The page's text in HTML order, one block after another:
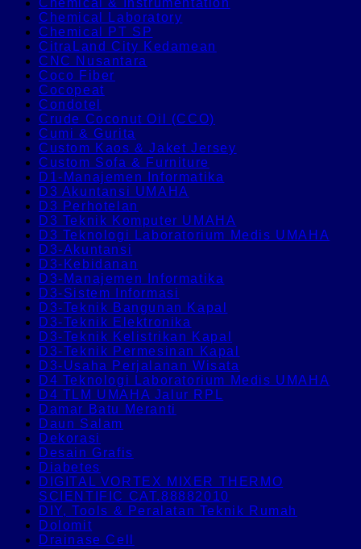
Chemical Laboratory
Chemical PT SP
CitraLand City Kedamean
CNC Nusantara
Coco Fiber
Cocopeat
Condotel
Crude Coconut Oil (CCO)
Cumi & Gurita
Custom Kaos & Jaket Jersey
Custom Sofa & Furniture
D1-Manajemen Informatika
D3 Akuntansi UMAHA
D3 Perhotelan
D3 Teknik Komputer UMAHA
D3 Teknologi Laboratorium Medis UMAHA
D3-Akuntansi
D3-Kebidanan
D3-Manajemen Informatika
D3-Sistem Informasi
D3-Teknik Bangunan Kapal
D3-Teknik Elektronika
D3-Teknik Kelistrikan Kapal
D3-Teknik Permesinan Kapal
D3-Usaha Perjalanan Wisata
D4 Teknologi Laboratorium Medis UMAHA
D4 TLM UMAHA Jalur RPL
Damar Batu Meranti
Daun Salam
Dekorasi
Desain Grafis
Diabetes
DIGITAL VORTEX MIXER THERMO
SCIENTIFIC CAT.88882010
DIY, Tools & Peralatan Teknik Rumah
Dolomit
Drainase Cell